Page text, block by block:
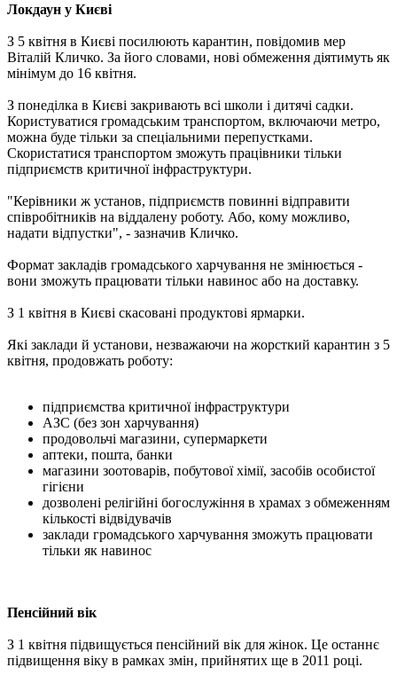
Локдаун у Києві
З 5 квітня в Києві посилюють карантин, повідомив мер
Віталій Кличко. За його словами, нові обмеження діятимуть як
мінімум до 16 квітня.
З понеділка в Києві закривають всі школи і дитячі садки.
Користуватися громадським транспортом, включаючи метро, ​​
можна буде тільки за спеціальними перепустками.
Скористатися транспортом зможуть працівники тільки
підприємств критичної інфраструктури.
"Керівники ж установ, підприємств повинні відправити
співробітників на віддалену роботу. Або, кому можливо,
надати відпустки", - зазначив Кличко.
Формат закладів громадського харчування не змінюється -
вони зможуть працювати тільки навинос або на доставку.
З 1 квітня в Києві скасовані продуктові ярмарки.
Які заклади й установи, незважаючи на жорсткий карантин з 5
квітня, продовжать роботу:
підприємства критичної інфраструктури
АЗС (без зон харчування)
продовольчі магазини, супермаркети
аптеки, пошта, банки
магазини зоотоварів, побутової хімії, засобів особистої
гігієни
дозволені релігійні богослужіння в храмах з обмеженням
кількості відвідувачів
заклади громадського харчування зможуть працювати
тільки як навинос
Пенсійний вік
З 1 квітня підвищується пенсійний вік для жінок. Це останнє
підвищення віку в рамках змін, прийнятих ще в 2011 році.